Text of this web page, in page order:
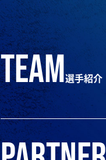
team選手紹介